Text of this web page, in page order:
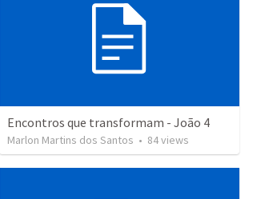
Encontros que transformam - João 4
Marlon Martins dos Santos • 84views